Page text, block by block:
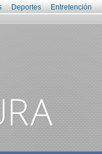
Deportes Entretención